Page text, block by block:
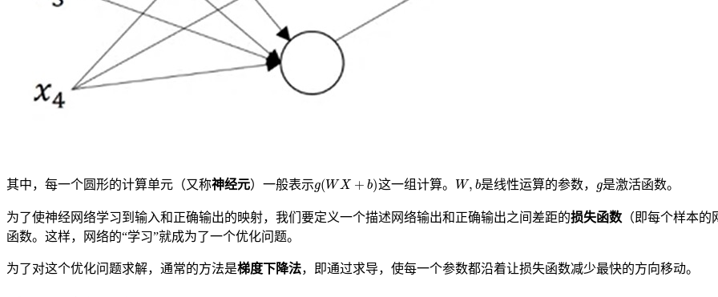
其中，每一个圆形的计算单元（又称神经元）一般表示 (WX+ b ) 这一组计算。 W,b 是线性运算的参数， 是激活函数。
为了使神经网络学习到输入和正确输出的映射，我们要定义一个描述网络输出和正确输出之间差距的损失函数 （即每个样本
函数。这样，网络的“学习”就成为了一个优化问题。
为了对这个优化问题求解，通常的方法是梯度下降法，即通过求导，使每一个参数都沿着让损失函数减少最快的方向移动。